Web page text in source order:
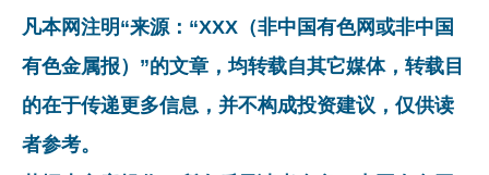
凡本网注明“来源：“XXX（非中国有色网或非中国
有色金属报）”的文章，均转载自其它媒体，转载目
的在于传递更多信息，并不构成投资建议，仅供读
者参考。